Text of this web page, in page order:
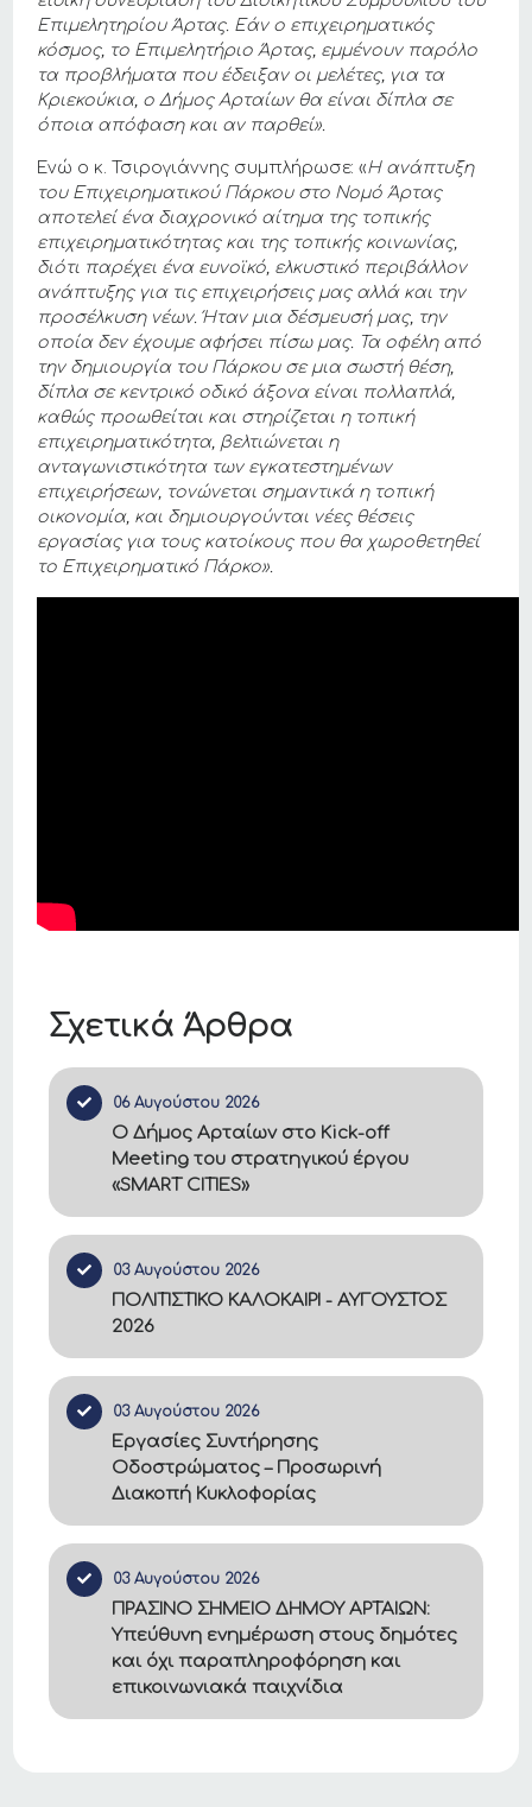
Σχετικά Άρθρα
06 Αυγούστου 2026
Ο Δήμος Αρταίων στο Kick-off
Meeting του στρατηγικού έργου
«SMART CITIES»
03 Αυγούστου 2026
ΠΟΛΙΤΙΣΤΙΚΟ ΚΑΛΟΚΑΙΡΙ - ΑΥΓΟΥΣΤΟΣ
2026
03 Αυγούστου 2026
Εργασίες Συντήρησης
Οδοστρώματος – Προσωρινή
Διακοπή Κυκλοφορίας
03 Αυγούστου 2026
ΠΡΑΣΙΝΟ ΣΗΜΕΙΟ ΔΗΜΟΥ ΑΡΤΑΙΩΝ:
Υπεύθυνη ενημέρωση στους δημότες
και όχι παραπληροφόρηση και
επικοινωνιακά παιχνίδια
Επιμελητηρίου Άρτας. Εάν ο επιχειρηματικός
κόσμος, το Επιμελητήριο Άρτας, εμμένουν παρόλο
τα προβλήματα που έδειξαν οι μελέτες, για τα
Κριεκούκια, ο Δήμος Αρταίων θα είναι δίπλα σε
όποια απόφαση και αν παρθεί».
Ενώ ο κ. Τσιρογιάννης συμπλήρωσε: «Η ανάπτυξη
του Επιχειρηματικού Πάρκου στο Νομό Άρτας
αποτελεί ένα διαχρονικό αίτημα της τοπικής
επιχειρηματικότητας και της τοπικής κοινωνίας,
διότι παρέχει ένα ευνοϊκό, ελκυστικό περιβάλλον
ανάπτυξης για τις επιχειρήσεις μας αλλά και την
προσέλκυση νέων. Ήταν μια δέσμευσή μας, την
οποία δεν έχουμε αφήσει πίσω μας. Τα οφέλη από
την δημιουργία του Πάρκου σε μια σωστή θέση,
δίπλα σε κεντρικό οδικό άξονα είναι πολλαπλά,
καθώς προωθείται και στηρίζεται η τοπική
επιχειρηματικότητα, βελτιώνεται η
ανταγωνιστικότητα των εγκατεστημένων
επιχειρήσεων, τονώνεται σημαντικά η τοπική
οικονομία, και δημιουργούνται νέες θέσεις
εργασίας για τους κατοίκους που θα χωροθετηθεί
το Επιχειρηματικό Πάρκο».